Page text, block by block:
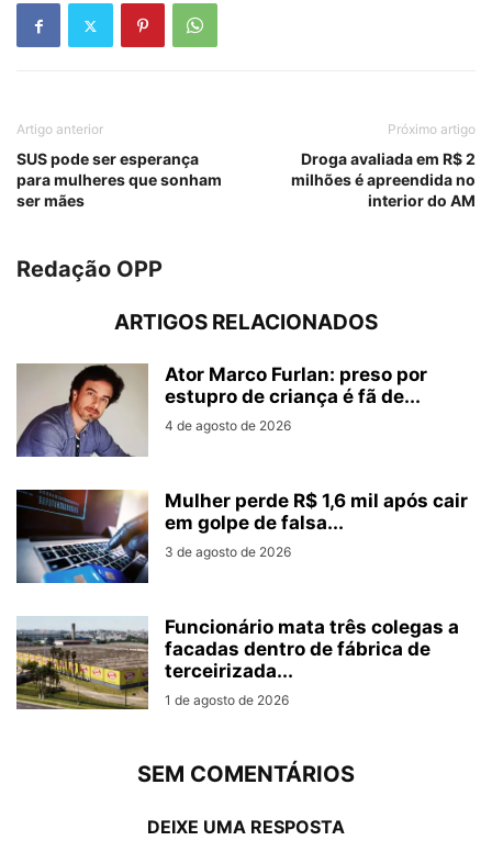
Artigo anterior
SUS pode ser esperança
para mulheres que sonham
ser mães
Próximo artigo
Droga avaliada em R$ 2
milhões é apreendida no
interior do AM
Redação OPP
ARTIGOS RELACIONADOS
Ator Marco Furlan: preso por
estupro de criança é fã de...
4 de agosto de 2026
Mulher perde R$ 1,6 mil após cair
em golpe de falsa...
3 de agosto de 2026
Funcionário mata três colegas a
facadas dentro de fábrica de
terceirizada...
1 de agosto de 2026
SEM COMENTÁRIOS
DEIXE UMA RESPOSTA